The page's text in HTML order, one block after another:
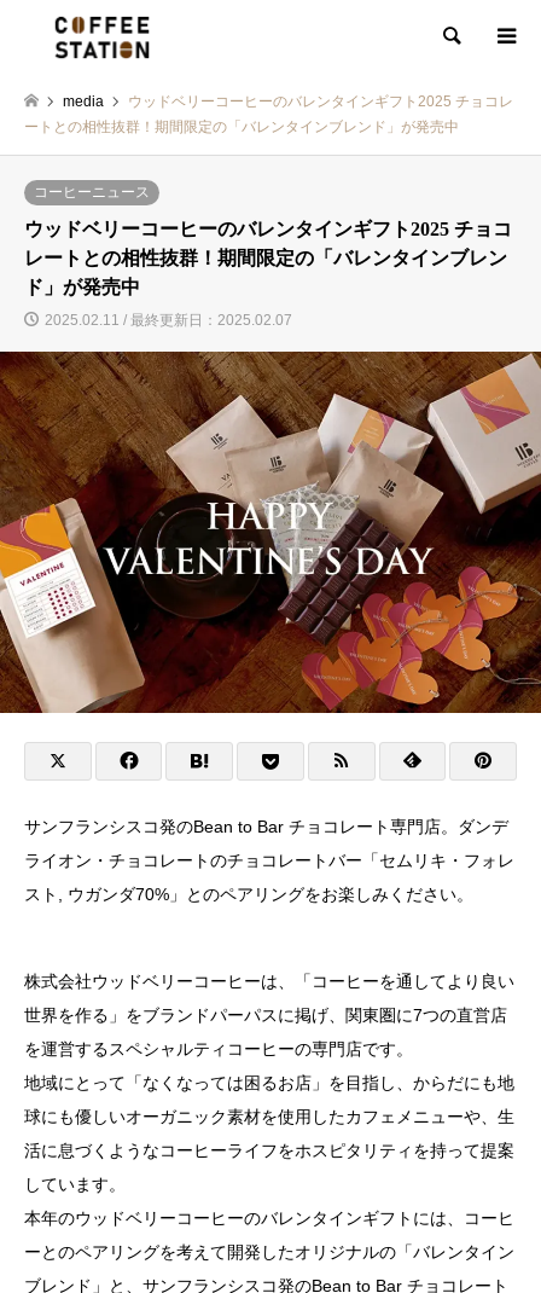
検索
media
ウッドベリーコーヒーのバレンタインギフト2025 チョコレ
ートとの相性抜群！期間限定の「バレンタインブレンド」が発売中
コーヒーニュース
ウッドベリーコーヒーのバレンタインギフト2025 チョコ
レートとの相性抜群！期間限定の「バレンタインブレン
ド」が発売中
2025.02.11 / 最終更新日：2025.02.07
サンフランシスコ発のBean to Bar チョコレート専門店。ダンデ
ライオン・チョコレートのチョコレートバー「セムリキ・フォレ
スト, ウガンダ70%」とのペアリングをお楽しみください。
株式会社ウッドベリーコーヒーは、「コーヒーを通してより良い
世界を作る」をブランドパーパスに掲げ、関東圏に7つの直営店
を運営するスペシャルティコーヒーの専門店です。
地域にとって「なくなっては困るお店」を目指し、からだにも地
球にも優しいオーガニック素材を使用したカフェメニューや、生
活に息づくようなコーヒーライフをホスピタリティを持って提案
しています。
本年のウッドベリーコーヒーのバレンタインギフトには、コーヒ
ーとのペアリングを考えて開発したオリジナルの「バレンタイン
ブレンド」と、サンフランシスコ発のBean to Bar チョコレート